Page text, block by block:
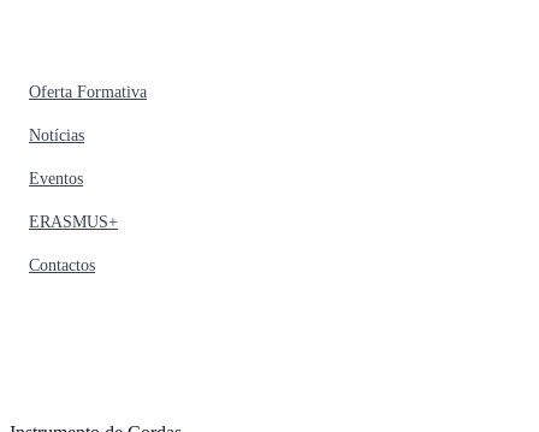
Oferta Formativa
Notícias
Eventos
ERASMUS+
Contactos